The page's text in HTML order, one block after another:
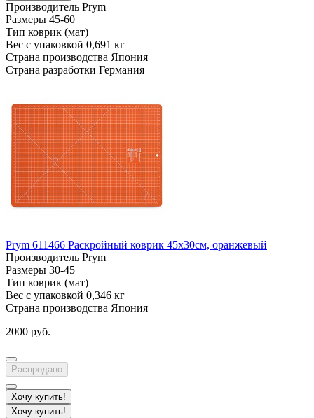
Производитель Prym
Размеры 45-60
Тип коврик (мат)
Вес с упаковкой 0,691 кг
Страна производства Япония
Страна разработки Германия
Prym 611466 Раскройный коврик 45х30см, оранжевый
Производитель Prym
Размеры 30-45
Тип коврик (мат)
Вес с упаковкой 0,346 кг
Страна производства Япония
2000 руб.
Распродано
Хочу купить!
Хочу купить!